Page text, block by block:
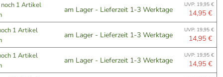
noch 1 Artikel
am Lager - Lieferzeit 1-3 Werktage UVP: 19,95 €
14,95 €
1 Artikel
am Lager - Lieferzeit 1-3 Werktage UVP: 19,95 €
14,95 €
1 Artikel
am Lager - Lieferzeit 1-3 Werktage UVP: 19,95 €
14,95 €